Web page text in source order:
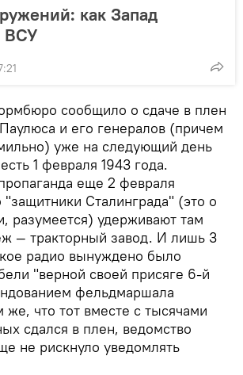
как Запад
ВСУ
сообщило о сдаче в плен
и его генералов (причем
уже на следующий день
1 февраля 1943 года.
еще 2 февраля
"защитники Сталинграда" (это о
разумеется) удерживают там
— тракторный завод. И лишь 3
радио вынуждено было
"верной своей присяге 6-й
фельдмаршала
что тот вместе с тысячами
сдался в плен, ведомство
не рискнуло уведомлять